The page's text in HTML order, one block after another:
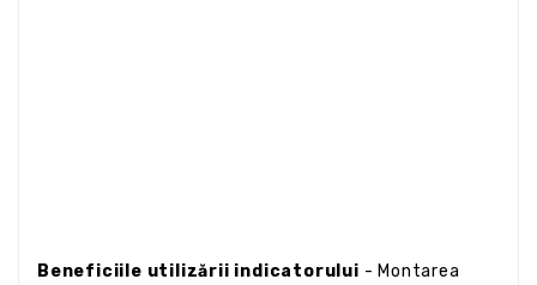
Beneficiile utilizării indicatorului - Montarea